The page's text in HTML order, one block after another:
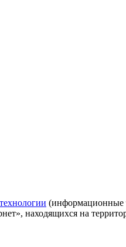
(информационные
находящихся на